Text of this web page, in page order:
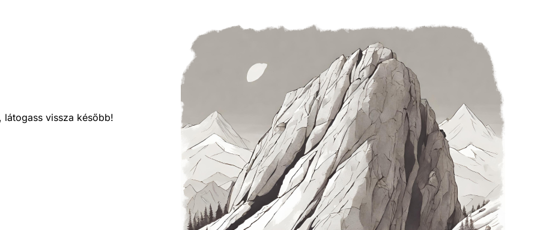
látogass vissza később!